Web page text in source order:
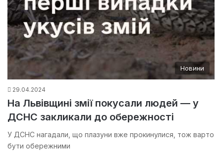
Новини
29.04.2024
На Львівщині змії покусали людей — у
ДСНС закликали до обережності
У ДСНС нагадали, що плазуни вже прокинулися, тож варто
бути обережними